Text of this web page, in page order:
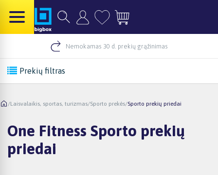
Nemokamas 30 d. prekių grąžinimas
Prekių filtras
/Laisvalaikis, sportas, turizmas/Sporto prekės/Sporto prekių priedai
One Fitness Sporto prekių
priedai